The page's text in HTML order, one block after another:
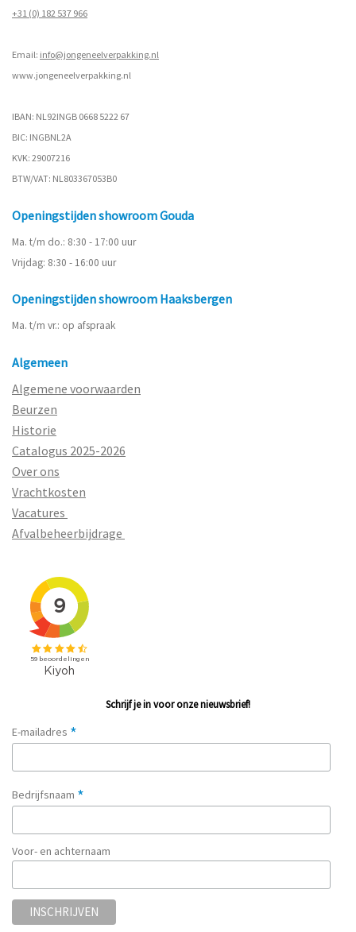
+31 (0) 182 537 966
Email: info@jongeneelverpakking.nl
www.jongeneelverpakking.nl
IBAN: NL92INGB 0668 5222 67
BIC: INGBNL2A
KVK: 29007216
BTW/VAT: NL803367053B0
Openingstijden showroom Gouda
Ma. t/m do.: 8:30 - 17:00 uur
Vrijdag: 8:30 - 16:00 uur
Openingstijden showroom Haaksbergen
Ma. t/m vr.: op afspraak
Algemeen
Algemene voorwaarden
Beurzen
Historie
Catalogus 2025-2026
Over ons
Vrachtkosten
Vacatures
Afvalbeheerbijdrage
Schrijf je in voor onze nieuwsbrief!
E-mailadres *
Bedrijfsnaam *
Voor- en achternaam